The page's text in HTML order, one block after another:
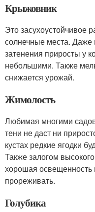
Крыжовник
Это засухоустойчивое
солнечные места. Даже
затенения приросты у
небольшими. Также
снижается урожай.
Жимолость
Любимая многими
тени не даст ни
кустах редкие ягодки
Также залогом
хорошая освещенность
прореживать.
Голубика